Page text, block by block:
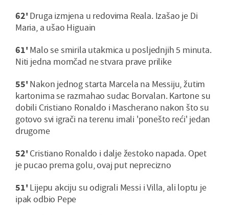
62' Druga izmjena u redovima Reala. Izašao je Di
Maria, a ušao Higuain
61' Malo se smirila utakmica u posljednjih 5 minuta.
Niti jedna momčad ne stvara prave prilike
55' Nakon jednog starta Marcela na Messiju, žutim
kartonima se razmahao sudac Borvalan. Kartone su
dobili Cristiano Ronaldo i Mascherano nakon što su
gotovo svi igrači na terenu imali 'ponešto reći' jedan
drugome
52' Cristiano Ronaldo i dalje žestoko napada. Opet
je pucao prema golu, ovaj put neprecizno
51' Lijepu akciju su odigrali Messi i Villa, ali loptu je
ipak odbio Pepe